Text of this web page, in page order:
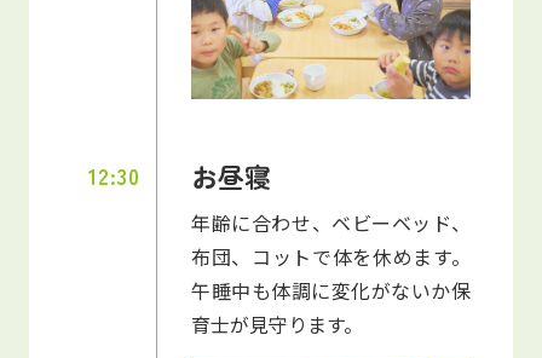
12:30 お昼寝
年齢に合わせ、ベビーベッド、
布団、コットで体を休めます。
午睡中も体調に変化がないか保
育士が見守ります。